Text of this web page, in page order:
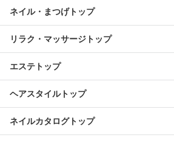
ネイル・まつげトップ
リラク・マッサージトップ
エステトップ
ヘアスタイルトップ
ネイルカタログトップ